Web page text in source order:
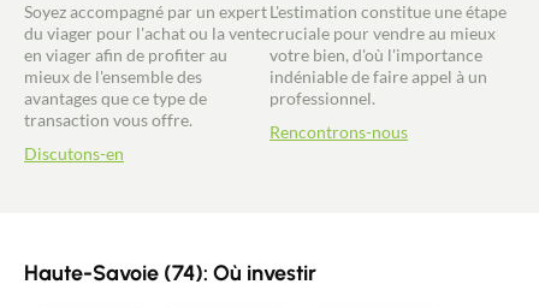
Soyez accompagné par un expert
du viager pour l'achat ou la vente
en viager afin de profiter au
mieux de l'ensemble des
avantages que ce type de
transaction vous offre.
Discutons-en
L'estimation constitue une étape
cruciale pour vendre au mieux
votre bien, d'où l'importance
indéniable de faire appel à un
professionnel.
Rencontrons-nous
Haute-Savoie (74): Où investir